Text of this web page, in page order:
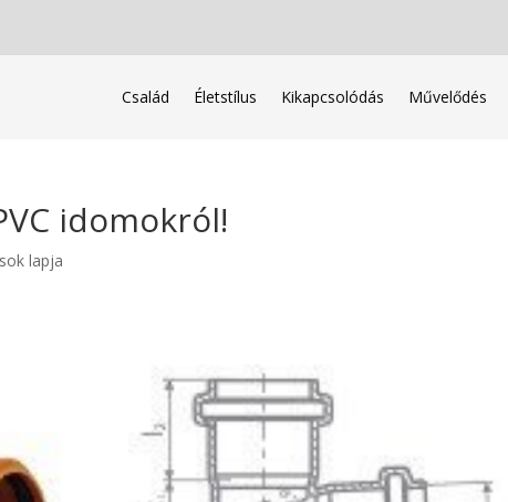
Család Életstílus Kikapcsolódás Művelődés
idomokról!
lapja